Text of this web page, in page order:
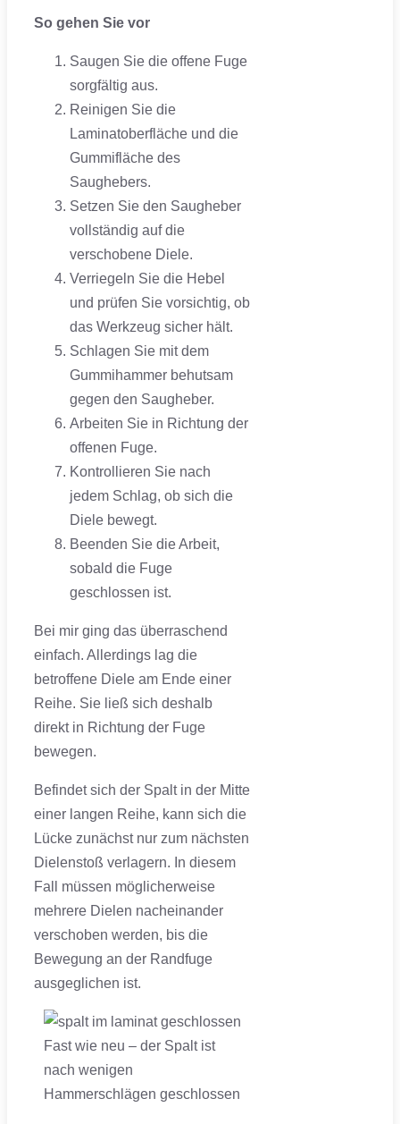
So gehen Sie vor
Saugen Sie die offene Fuge
sorgfältig aus.
Reinigen Sie die
Laminatoberfläche und die
Gummifläche des
Saughebers.
Setzen Sie den Saugheber
vollständig auf die
verschobene Diele.
Verriegeln Sie die Hebel
und prüfen Sie vorsichtig, ob
das Werkzeug sicher hält.
Schlagen Sie mit dem
Gummihammer behutsam
gegen den Saugheber.
Arbeiten Sie in Richtung der
offenen Fuge.
Kontrollieren Sie nach
jedem Schlag, ob sich die
Diele bewegt.
Beenden Sie die Arbeit,
sobald die Fuge
geschlossen ist.
Bei mir ging das überraschend
einfach. Allerdings lag die
betroffene Diele am Ende einer
Reihe. Sie ließ sich deshalb
direkt in Richtung der Fuge
bewegen.
Befindet sich der Spalt in der Mitte
einer langen Reihe, kann sich die
Lücke zunächst nur zum nächsten
Dielenstoß verlagern. In diesem
Fall müssen möglicherweise
mehrere Dielen nacheinander
verschoben werden, bis die
Bewegung an der Randfuge
ausgeglichen ist.
Fast wie neu – der Spalt ist
nach wenigen
Hammerschlägen geschlossen